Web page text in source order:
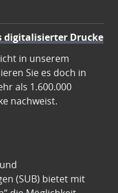
digitalisierter Drucke
in unserem
Sie es doch in
als 1.600.000
nachweist.
(SUB) bietet mit